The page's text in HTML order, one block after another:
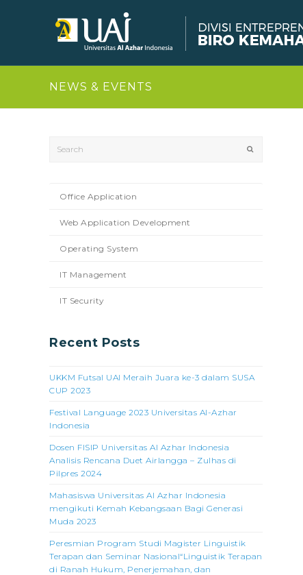
NEWS & EVENTS
Office Application
Web Application Development
Operating System
IT Management
IT Security
Recent Posts
UKKM Futsal UAI Meraih Juara ke-3 dalam SUSA
CUP 2023
Festival Language 2023 Universitas Al-Azhar
Indonesia
Dosen FISIP Universitas Al Azhar Indonesia
Analisis Rencana Duet Airlangga – Zulhas di
Pilpres 2024
Mahasiswa Universitas Al Azhar Indonesia
mengikuti Kemah Kebangsaan Bagi Generasi
Muda 2023
Peresmian Program Studi Magister Linguistik
Terapan dan Seminar Nasional“Linguistik Terapan
di Ranah Hukum, Penerjemahan, dan